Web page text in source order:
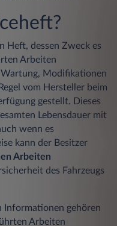
Heft, dessen Zweck es
Arbeiten
Wartung, Modifikationen
vom Hersteller beim
gestellt. Dieses
Lebensdauer mit
wenn es
kann der Besitzer
Arbeiten
des Fahrzeugs
Informationen gehören
Arbeiten